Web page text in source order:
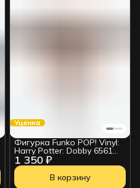
Уценка
1 350 ₽
Фигурка Funko POP! Vinyl:
Harry Potter: Dobby 6561
УЦЕНКА
В корзину